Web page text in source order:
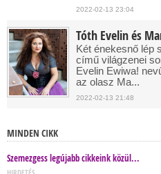
2022-02-13 23:04
Tóth Evelin és
Két énekesnő lép
című világzenei
Evelin Ewiwa!
az olasz Ma...
2022-02-13 21:48
MINDEN CIKK
Szemezgess legújabb cikkeink közül...